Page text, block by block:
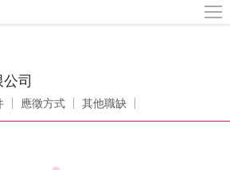
司
應徵方式 其他職缺